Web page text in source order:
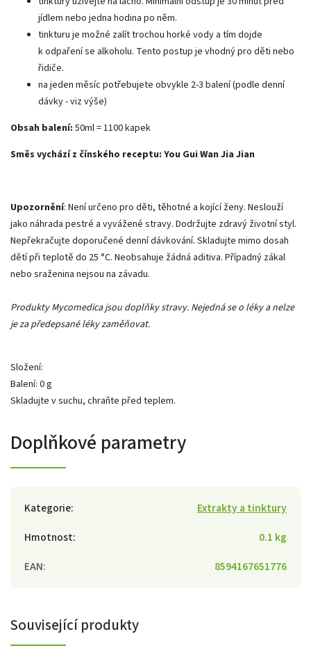
jídlem nebo jedna hodina po něm.
tinkturu je možné zalít trochou horké vody a tím dojde
k odpaření se alkoholu. Tento postup je vhodný pro děti nebo
řidiče.
na jeden měsíc potřebujete obvykle 2-3 balení (podle denní
dávky - viz výše)
Obsah balení: 50ml = 1100 kapek
Směs vychází z čínského receptu: You Gui Wan Jia Jian
Upozornění: Není určeno pro děti, těhotné a kojící ženy. Neslouží
jako náhrada pestré a vyvážené stravy. Dodržujte zdravý životní styl.
Nepřekračujte doporučené denní dávkování. Skladujte mimo dosah
dětí při teplotě do 25 °C. Neobsahuje žádná aditiva. Případný zákal
nebo sraženina nejsou na závadu.
Produkty Mycomedica jsou doplňky stravy. Nejedná se o léky a nelze
je za předepsané léky zaměňovat.
Složení:
Balení: 0 g
Skladujte v suchu, chraňte před teplem.
Doplňkové parametry
Kategorie:
Extrakty a tinktury
Hmotnost:
0.1 kg
EAN: 8594167651776
Související produkty